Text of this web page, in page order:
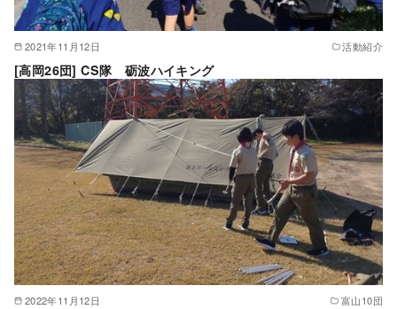
2021年11月12日 活動紹介
[高岡26団] CS隊 砺波ハイキング
2022年11月12日 富山10団